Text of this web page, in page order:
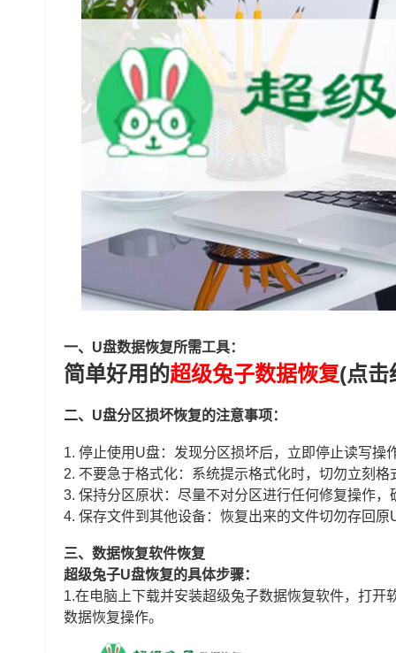
一、U盘数据恢复所需工具：
简单好用的超级兔子数据恢复(点击
二、U盘分区损坏恢复的注意事项：
1. 停止使用U盘：发现分区损坏后，立即停止读写操
2. 不要急于格式化：系统提示格式化时，切勿立刻
3. 保持分区原状：尽量不对分区进行任何修复操作
4. 保存文件到其他设备：恢复出来的文件切勿存回
三、数据恢复软件恢复
超级兔子U盘恢复的具体步骤：
1.在电脑上下载并安装超级兔子数据恢复软件，打开
数据恢复操作。